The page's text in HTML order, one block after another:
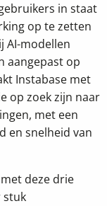
in staat
op te zetten
AI-modellen
aangepast op
Instabase met
op zoek zijn naar
met een
en snelheid van
deze drie
stuk